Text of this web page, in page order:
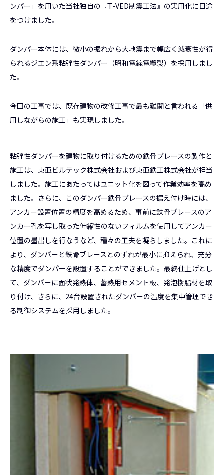
ンパー」を用いた当社独自の『T-VED制震工法』の実用化に目途
をつけました。
ダンパー本体には、微小の振れから大地震まで幅広く減衰性が得
られるジエン系粘弾性ダンパー（昭和電線電纜製）を採用しまし
た。
今回の工事では、既存建物の改修工事で最も難関と言われる「供
用しながらの施工」も実現しました。
粘弾性ダンパーを建物に取り付けるための鉄骨ブレースの製作と
施工は、東亜ビルテック株式会社および東亜鉄工株式会社が担当
しました。施工にあたってはユニット化を図って作業効率を高め
ました。さらに、このダンパー鉄骨ブレースの据え付け時には、
アンカー設置位置の精度を高めるため、事前に鉄骨ブレースのア
ンカー孔を写し取った伸縮性のないフィルムを使用してアンカー
位置の墨出しを行なうなど、種々の工夫を凝らしました。これに
より、ダンパーと鉄骨ブレースとのずれが最小に抑えられ、充分
な精度でダンパーを設置することができました。最終仕上げとし
て、ダンパーに面状発熱体、蓄熱用セメント板、発泡樹脂材を取
り付け、さらに、24台設置されたダンパーの温度を集中管理でき
る制御システムを採用しました。